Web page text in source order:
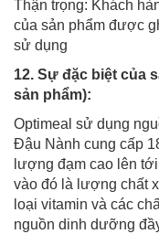
Thận trọng: Khách
của sản phẩm được
sử dụng
12. Sự đặc biệt của
sản phẩm):
Optimeal sử dụng
Đậu Nành cung cấp
lượng đạm cao lên
vào đó là lượng chất
loại vitamin và các
nguồn dinh dưỡng